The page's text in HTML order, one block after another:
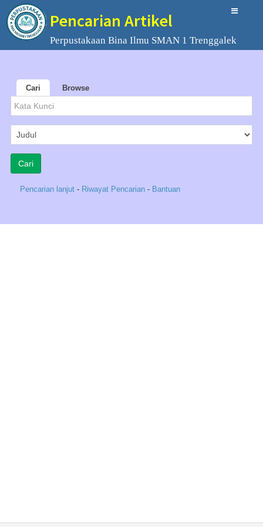
Pencarian Artikel
Perpustakaan Bina Ilmu SMAN 1 Trenggalek
Cari Browse
Pencarian lanjut - Riwayat Pencarian - Bantuan